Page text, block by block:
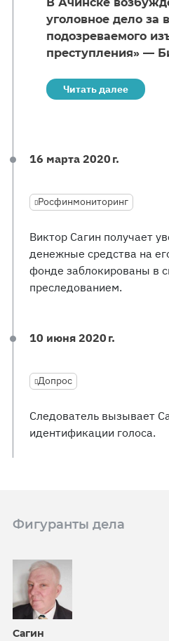
уголовное дело за
подозреваемого
преступления» —
Читать далее
16 марта 2020 г.
Росфинмониторинг
Виктор Сагин получает
денежные средства на
фонде заблокированы в
преследованием.
10 июня 2020 г.
Допрос
Следователь вызывает
идентификации голоса.
Фигуранты дела
Сагин